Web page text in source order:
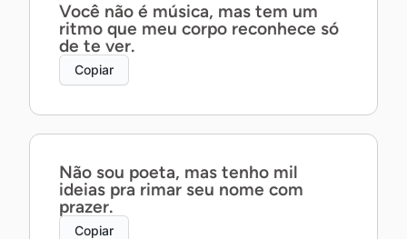
Você não é música, mas tem um
ritmo que meu corpo reconhece só
de te ver.
Copiar
Não sou poeta, mas tenho mil
ideias pra rimar seu nome com
prazer.
Copiar